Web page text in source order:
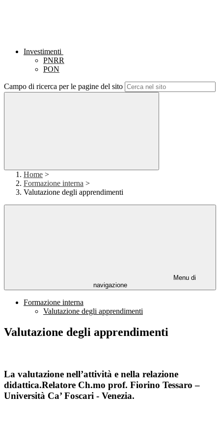
Investimenti
PNRR
PON
Campo di ricerca per le pagine del sito
Home >
Formazione interna >
Valutazione degli apprendimenti
Menu di
navigazione
Formazione interna
Valutazione degli apprendimenti
Valutazione degli apprendimenti
La valutazione nell’attività e nella relazione
didattica.Relatore Ch.mo prof. Fiorino Tessaro –
Università Ca’ Foscari - Venezia.